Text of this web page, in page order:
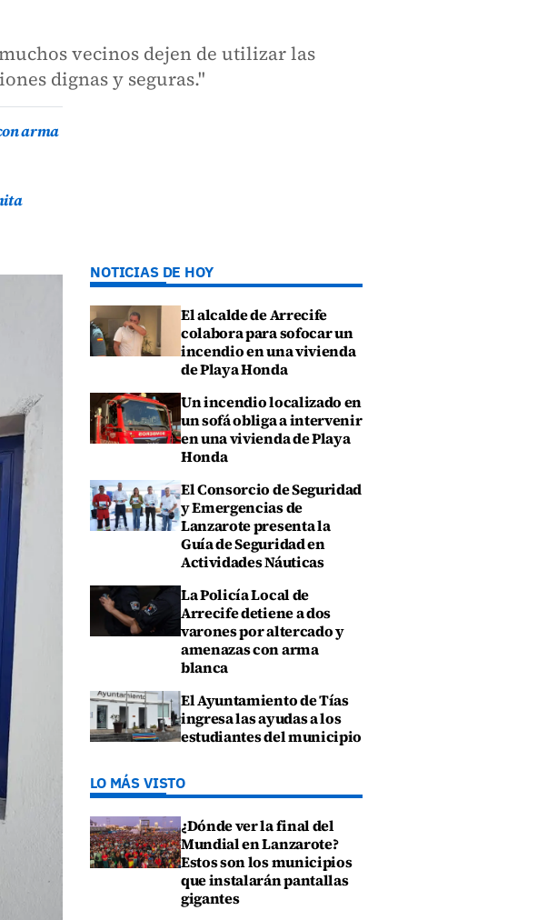
vecinos dejen de utilizar las
dignas y seguras."
arma
NOTICIAS DE HOY
El alcalde de Arrecife
colabora para sofocar un
incendio en una vivienda
de Playa Honda
Un incendio localizado en
un sofá obliga a intervenir
en una vivienda de Playa
Honda
El Consorcio de Seguridad
y Emergencias de
Lanzarote presenta la
Guía de Seguridad en
Actividades Náuticas
La Policía Local de
Arrecife detiene a dos
varones por altercado y
amenazas con arma
blanca
El Ayuntamiento de Tías
ingresa las ayudas a los
estudiantes del municipio
LO MÁS VISTO
¿Dónde ver la final del
Mundial en Lanzarote?
Estos son los municipios
que instalarán pantallas
gigantes